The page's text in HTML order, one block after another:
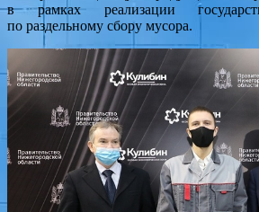
в рамках реализации
по раздельному сбору мусора.